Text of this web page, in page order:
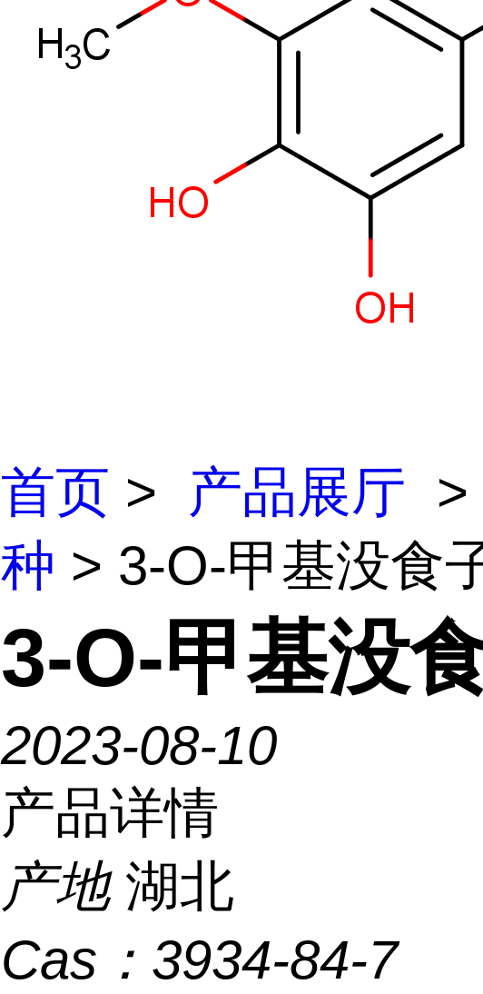
首页 > 产品展厅 >
种 > 3-O-甲基没食
3-O-甲基没
2023-08-10
产品详情
产地 湖北
Cas： 3934-84-7